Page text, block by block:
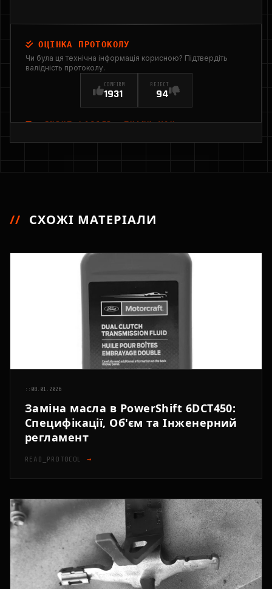
ОЦІНКА ПРОТОКОЛУ
Чи була ця технічна інформація корисною? Підтвердіть
валідність протоколу.
CONFIRM
1931
REJECT
94
INPUT_LOGGED: THANK YOU
// СХОЖІ МАТЕРІАЛИ
:: 08.01.2026
Заміна масла в PowerShift 6DCT450:
Специфікації, Об'єм та Інженерний
регламент
READ_PROTOCOL →